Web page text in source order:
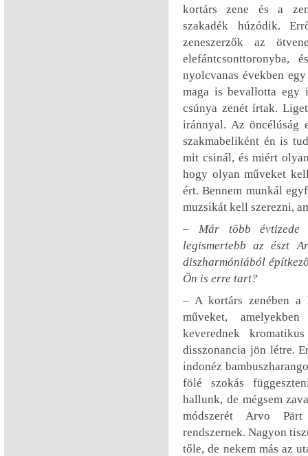
kortárs zene és a
szakadék húzódik.
zeneszerzők az
nyolcvanas években
maga is bevallotta egy
csúnya zenét írtak.
iránnyal. Az öncélúság
szakmabeliként én is
mit csinál, és miért
hogy olyan műveket
ért. Bennem munkál
muzsikát kell szerezni,
– Már több évtizede
legismertebb az észt
diszharmóniából
Ön is erre tart?
– A kortárs zenében a
műveket,
keverednek
disszonancia jön létre.
indonéz
fölé szokás
hallunk, de mégsem
módszerét Arvo
rendszernek. Nagyon
tőle, de nekem más az